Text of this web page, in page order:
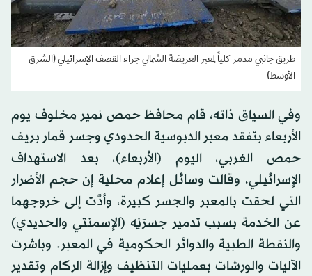
طريق جانبي مدمر كلياً لمعبر العريضة الشمالي جراء القصف الإسرائيلي (الشرق
الأوسط)
وفي السياق ذاته، قام محافظ حمص نمير مخلوف يوم
الأربعاء بتفقد معبر الدبوسية الحدودي وجسر قمار بريف
حمص الغربي، اليوم (الأربعاء)، بعد الاستهداف
الإسرائيلي، وقالت وسائل إعلام محلية إن حجم الأضرار
التي لحقت بالمعبر والجسر كبيرة، وأدَّت إلى خروجهما
عن الخدمة بسبب تدمير جسرَيْه (الإسمنتي والحديدي)
والنقطة الطبية والدوائر الحكومية في المعبر. وباشرت
الآليات والورشات بعمليات التنظيف وإزالة الركام وتقدير